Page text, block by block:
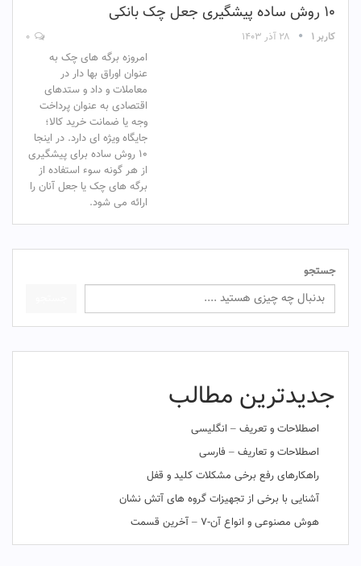
۱۰ روش ساده پیشگیری جعل چک بانکی
کاربر ۱ ۲۸ آذر ۱۴۰۳
امروزه برگه های چک به
عنوان اوراق بها دار در
معاملات و داد و ستدهای
اقتصادی به عنوان پرداخت
وجه یا ضمانت خرید کالا؛
جایگاه ویژه ای دارد. در اینجا
۱۰ روش ساده برای پیشگیری
از هر گونه سوء استفاده از
برگه های چک یا جعل آنان را
ارائه می شود.
جستجو
جدیدترین مطالب
اصطلاحات و تعریف – انگلیسی
اصطلاحات و تعاریف – فارسی
راهکارهای رفع برخی مشکلات کلید و قفل
آشنایی با برخی از تجهیزات گروه های آتش نشان
هوش مصنوعی و انواع آن-۷ – آخرین قسمت